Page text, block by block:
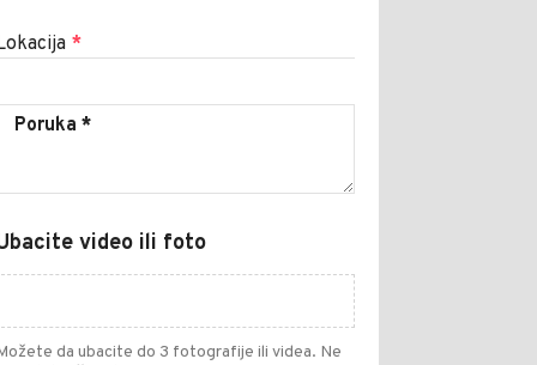
*
video ili foto
da ubacite do 3 fotografije ili videa. Ne